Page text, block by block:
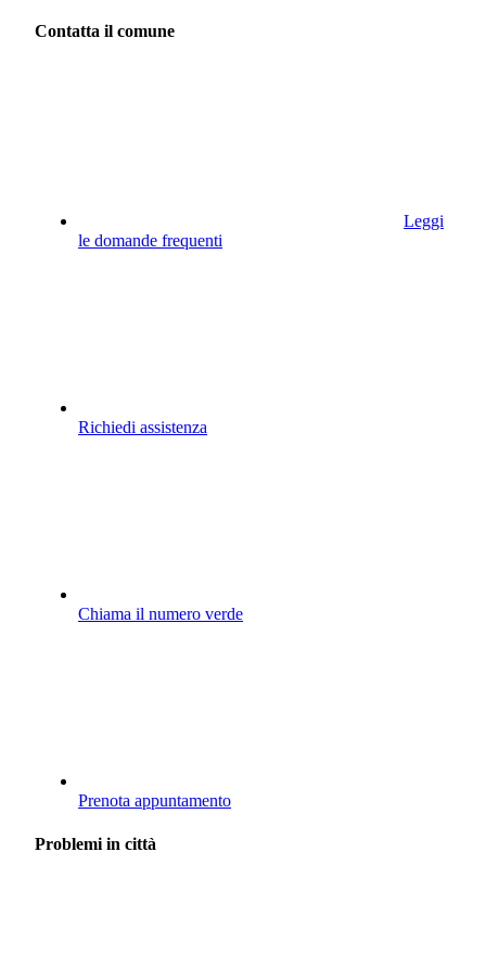
Contatta il comune
Leggi
le domande frequenti
Richiedi assistenza
Chiama il numero verde
Prenota appuntamento
Problemi in città